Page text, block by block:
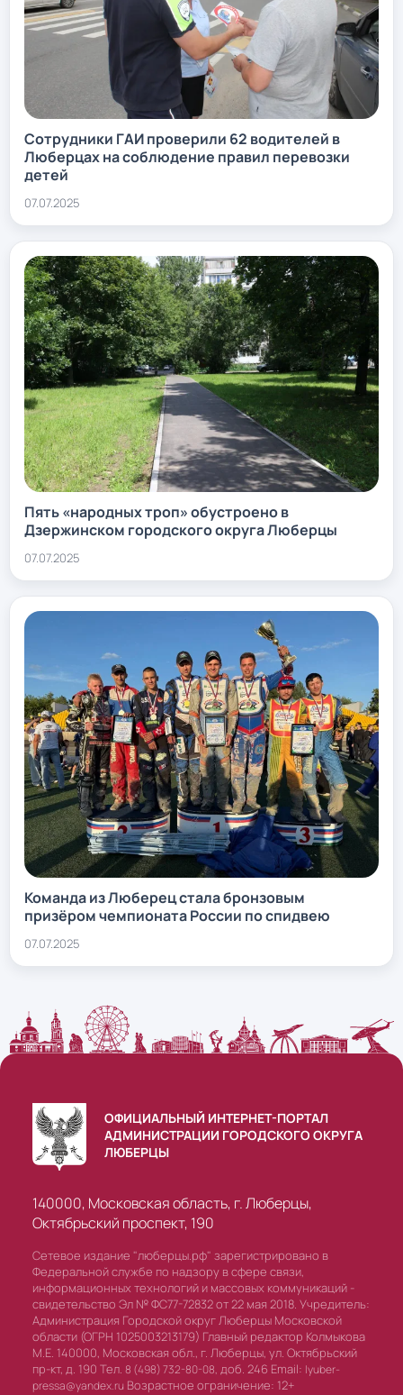
Сотрудники ГАИ проверили 62 водителей в
Люберцах на соблюдение правил перевозки
детей
07.07.2025
Пять «народных троп» обустроено в
Дзержинском городского округа Люберцы
07.07.2025
Команда из Люберец стала бронзовым
призёром чемпионата России по спидвею
07.07.2025
ОФИЦИАЛЬНЫЙ ИНТЕРНЕТ-ПОРТАЛ
АДМИНИСТРАЦИИ ГОРОДСКОГО ОКРУГА
ЛЮБЕРЦЫ
140000, Московская область, г. Люберцы,
Октябрьский проспект, 190
Сетевое издание "люберцы.рф" зарегистрировано в
Федеральной службе по надзору в сфере связи,
информационных технологий и массовых коммуникаций -
свидетельство Эл № ФС77-72832 от 22 мая 2018. Учредитель:
Администрация Городской округ Люберцы Московской
области (ОГРН 1025003213179) Главный редактор Колмыкова
М.Е. 140000, Московская обл., г. Люберцы, ул. Октябрьский
пр-кт, д. 190 Тел. 8 (498) 732-80-08, доб. 246 Email: lyuber-
pressa@yandex.ru Возрастное ограничение: 12+